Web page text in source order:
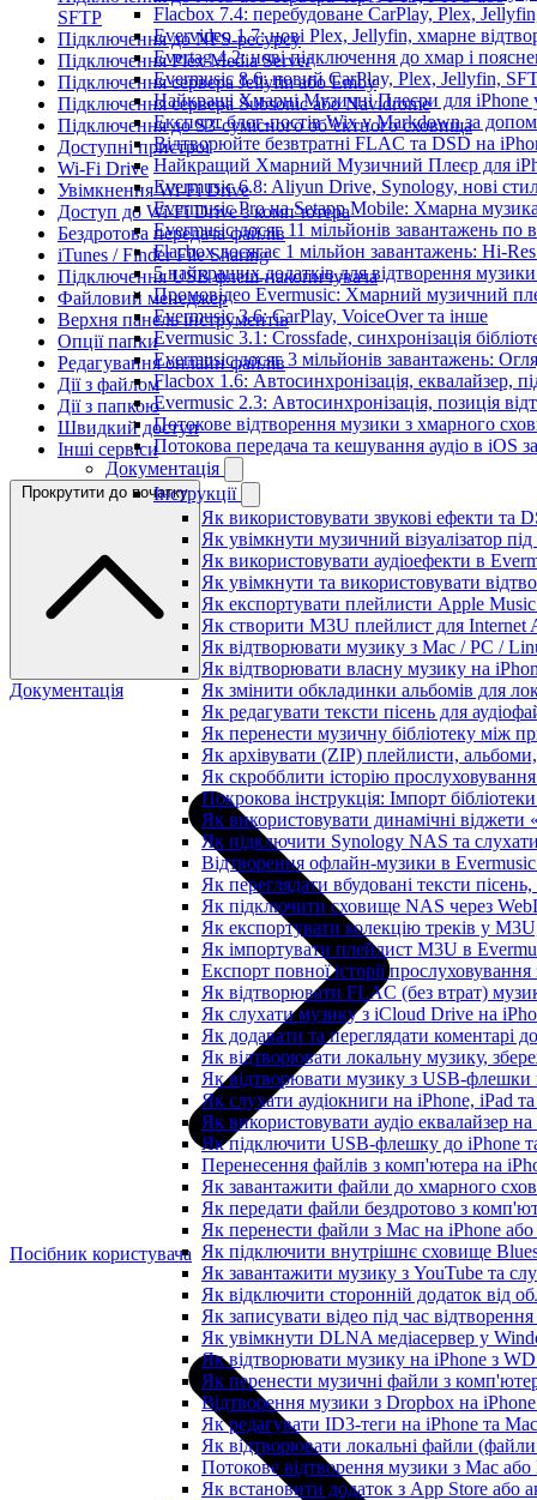
Flacbox 7.4: перебудоване CarPlay, Plex,
Evervideo 1.7: нові Plex, Jellyfin, хмарне
Evertag 4.2: нові підключення до хмар і
Evermusic 8.6: новий CarPlay, Plex, Jellyfin,
Найкращі Хмарні Музичні Плеєри для iPhone
Експорт блог-постів Wix у Markdown за
Відтворюйте безвтратні FLAC та DSD на
Найкращий Хмарний Музичний Плеєр для
Evermusic 6.8: Aliyun Drive, Synology, нові
Evermusic Pro на Setapp Mobile: Хмарна
Evermusic досяг 11 мільйонів завантажень по
Flacbox досягає 1 мільйон завантажень: Hi-Res
5 найкращих додатків для відтворення
Промовідео Evermusic: Хмарний музичний
Evermusic 3.6: CarPlay, VoiceOver та інше
Evermusic 3.1: Crossfade, синхронізація
Evermusic досяг 3 мільйонів завантажень:
Flacbox 1.6: Автосинхронізація, еквалайзер,
Evermusic 2.3: Автосинхронізація, позиція
Потокове відтворення музики з хмарного
Потокова передача та кешування аудіо в iOS
Документація
Інструкції
Як використовувати звукові ефекти та
Як увімкнути музичний візуалізатор
Як використовувати аудіоефекти в
Як увімкнути та використовувати
Як експортувати плейлисти Apple
Як створити M3U плейлист для
Як відтворювати музику з Mac / PC /
Як відтворювати власну музику на
Як змінити обкладинки альбомів для
Як редагувати тексти пісень для
Як перенести музичну бібліотеку між
Як архівувати (ZIP) плейлисти,
Як скробблити історію
Покрокова інструкція: Імпорт
Як використовувати динамічні віджети
Як підключити Synology NAS та
Відтворення офлайн-музики в
Як переглядати вбудовані тексти
Як підключити сховище NAS через
Як експортувати колекцію треків у
Як імпортувати плейлист M3U в
Експорт повної історії
Як відтворювати FLAC (без втрат)
Як слухати музику з iCloud Drive на
Як додавати та переглядати коментарі
Як відтворювати локальну музику,
Як відтворювати музику з USB-флешки
Як слухати аудіокниги на iPhone, iPad
Як використовувати аудіо еквалайзер
Як підключити USB-флешку до iPhone
Перенесення файлів з комп'ютера на
Як завантажити файли до хмарного
Як передати файли бездротово з
Як перенести файли з Mac на iPhone
Як підключити внутрішнє сховище
Як завантажити музику з YouTube та
Як відключити сторонній додаток від
Як записувати відео під час
Як увімкнути DLNA медіасервер у
Як відтворювати музику на iPhone з
Як перенести музичні файли з
Відтворення музики з Dropbox на
Як редагувати ID3-теги на iPhone та Mac
Як відтворювати локальні файли
Потокове відтворення музики з Mac
Як встановити додаток з App Store або
SFTP
Підключення до NFS-ресурсу
Підключення Plex Media Server
Підключення сервера Jellyfin або Emby
Підключення сервера Subsonic або Navidrome
Підключення до S3-сумісного об’єктного сховища
Доступні пристрої
Wi-Fi Drive
Увімкнення Wi-Fi Drive
Доступ до Wi-Fi Drive з комп’ютера
Бездротова передача файлів
iTunes / Finder File Sharing
Підключення USB флеш-накопичувача
Файловий менеджер
Верхня панель інструментів
Опції папки
Редагування онлайн файлів
Дії з файлом
Дії з папкою
Швидкий доступ
Інші сервіси
Прокрутити до початку
Документація
Посібник користувача